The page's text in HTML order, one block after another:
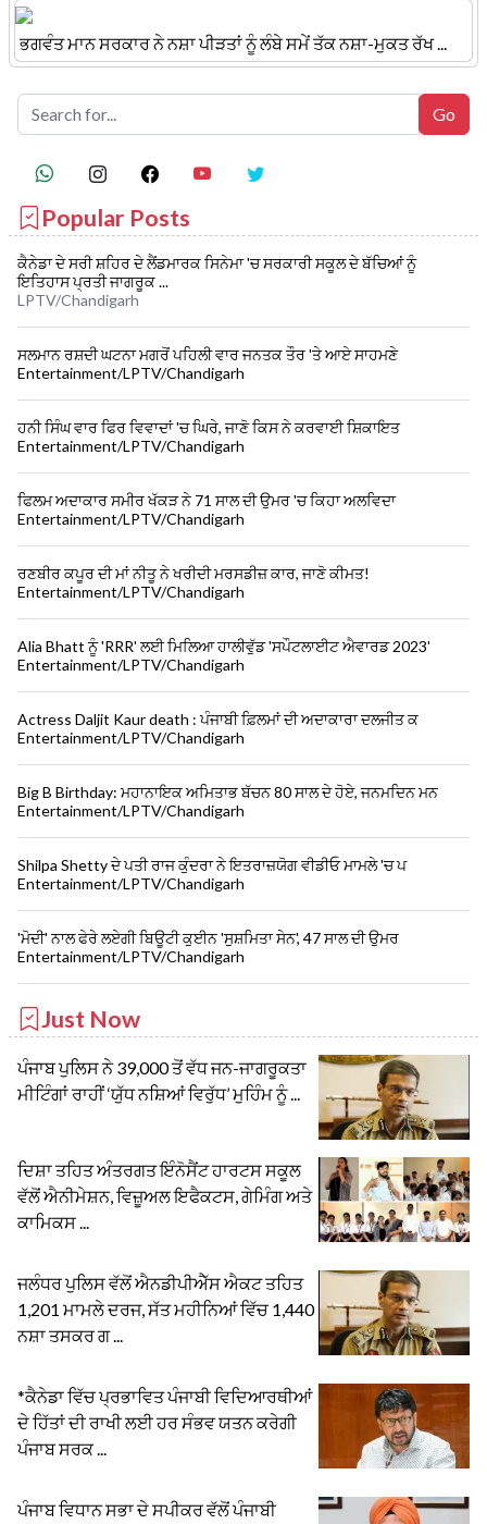
ਭਗਵੰਤ ਮਾਨ ਸਰਕਾਰ ਨੇ ਨਸ਼ਾ ਪੀੜਤਾਂ ਨੂੰ ਲੰਬੇ ਸਮੇਂ ਤੱਕ ਨਸ਼ਾ-ਮੁਕਤ ਰੱਖ ...
Popular Posts
ਕੈਨੇਡਾ ਦੇ ਸਰੀ ਸ਼ਹਿਰ ਦੇ ਲੈਂਡਮਾਰਕ ਸਿਨੇਮਾ 'ਚ ਸਰਕਾਰੀ ਸਕੂਲ ਦੇ ਬੱਚਿਆਂ ਨੂੰ
ਇਤਿਹਾਸ ਪ੍ਰਤੀ ਜਾਗਰੂਕ ...
LPTV/Chandigarh
ਸਲਮਾਨ ਰਸ਼ਦੀ ਘਟਨਾ ਮਗਰੋਂ ਪਹਿਲੀ ਵਾਰ ਜਨਤਕ ਤੌਰ 'ਤੇ ਆਏ ਸਾਹਮਣੇ
Entertainment/LPTV/Chandigarh
ਹਨੀ ਸਿੰਘ ਵਾਰ ਫਿਰ ਵਿਵਾਦਾਂ 'ਚ ਘਿਰੇ, ਜਾਣੋ ਕਿਸ ਨੇ ਕਰਵਾਈ ਸ਼ਿਕਾਇਤ
Entertainment/LPTV/Chandigarh
ਫਿਲਮ ਅਦਾਕਾਰ ਸਮੀਰ ਖੱਕੜ ਨੇ 71 ਸਾਲ ਦੀ ਉਮਰ 'ਚ ਕਿਹਾ ਅਲਵਿਦਾ
Entertainment/LPTV/Chandigarh
ਰਣਬੀਰ ਕਪੂਰ ਦੀ ਮਾਂ ਨੀਤੂ ਨੇ ਖਰੀਦੀ ਮਰਸਡੀਜ਼ ਕਾਰ, ਜਾਣੋ ਕੀਮਤ!
Entertainment/LPTV/Chandigarh
Alia Bhatt ਨੂੰ 'RRR' ਲਈ ਮਿਲਿਆ ਹਾਲੀਵੁੱਡ 'ਸਪੌਟਲਾਈਟ ਐਵਾਰਡ 2023'
Entertainment/LPTV/Chandigarh
Actress Daljit Kaur death : ਪੰਜਾਬੀ ਫ਼ਿਲਮਾਂ ਦੀ ਅਦਾਕਾਰਾ ਦਲਜੀਤ ਕ
Entertainment/LPTV/Chandigarh
Big B Birthday: ਮਹਾਨਾਇਕ ਅਮਿਤਾਭ ਬੱਚਨ 80 ਸਾਲ ਦੇ ਹੋਏ, ਜਨਮਦਿਨ ਮਨ
Entertainment/LPTV/Chandigarh
Shilpa Shetty ਦੇ ਪਤੀ ਰਾਜ ਕੁੰਦਰਾ ਨੇ ਇਤਰਾਜ਼ਯੋਗ ਵੀਡੀਓ ਮਾਮਲੇ 'ਚ ਪ
Entertainment/LPTV/Chandigarh
'ਮੋਦੀ' ਨਾਲ ਫੇਰੇ ਲਏਗੀ ਬਿਊਟੀ ਕੁਈਨ 'ਸੁਸ਼ਮਿਤਾ ਸੇਨ', 47 ਸਾਲ ਦੀ ਉਮਰ
Entertainment/LPTV/Chandigarh
Just Now
ਪੰਜਾਬ ਪੁਲਿਸ ਨੇ 39,000 ਤੋਂ ਵੱਧ ਜਨ-ਜਾਗਰੂਕਤਾ
ਮੀਟਿੰਗਾਂ ਰਾਹੀਂ ‘ਯੁੱਧ ਨਸ਼ਿਆਂ ਵਿਰੁੱਧ’ ਮੁਹਿੰਮ ਨੂੰ ...
ਦਿਸ਼ਾ ਤਹਿਤ ਅੰਤਰਗਤ ਇੰਨੋਸੈਂਟ ਹਾਰਟਸ ਸਕੂਲ
ਵੱਲੋਂ ਐਨੀਮੇਸ਼ਨ, ਵਿਜ਼ੂਅਲ ਇਫੈਕਟਸ, ਗੇਮਿੰਗ ਅਤੇ
ਕਾਮਿਕਸ ...
ਜਲੰਧਰ ਪੁਲਿਸ ਵੱਲੋਂ ਐਨਡੀਪੀਐੱਸ ਐਕਟ ਤਹਿਤ
1,201 ਮਾਮਲੇ ਦਰਜ, ਸੱਤ ਮਹੀਨਿਆਂ ਵਿੱਚ 1,440
ਨਸ਼ਾ ਤਸਕਰ ਗ ...
*ਕੈਨੇਡਾ ਵਿੱਚ ਪ੍ਰਭਾਵਿਤ ਪੰਜਾਬੀ ਵਿਦਿਆਰਥੀਆਂ
ਦੇ ਹਿੱਤਾਂ ਦੀ ਰਾਖੀ ਲਈ ਹਰ ਸੰਭਵ ਯਤਨ ਕਰੇਗੀ
ਪੰਜਾਬ ਸਰਕ ...
ਪੰਜਾਬ ਵਿਧਾਨ ਸਭਾ ਦੇ ਸਪੀਕਰ ਵੱਲੋਂ ਪੰਜਾਬੀ